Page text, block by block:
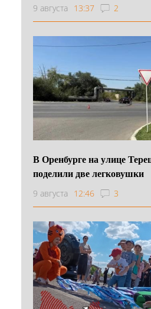
9 августа 13:37 2
В Оренбурге на улице
поделили две легковушки
9 августа 12:46 3